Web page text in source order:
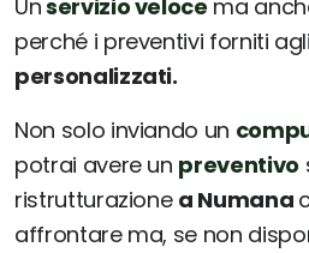
Unservizio veloce ma
perché i preventivi forniti
personalizzati.
Non solo inviando un
potrai avere un preventivo
ristrutturazione a Numana
affrontare ma, se non